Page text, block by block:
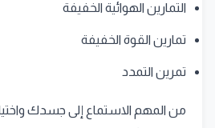
التمارين الهوائية الخفيفة
تمارين القوة الخفيفة
تمرين التمدد
من المهم الاستماع إلى جسدك